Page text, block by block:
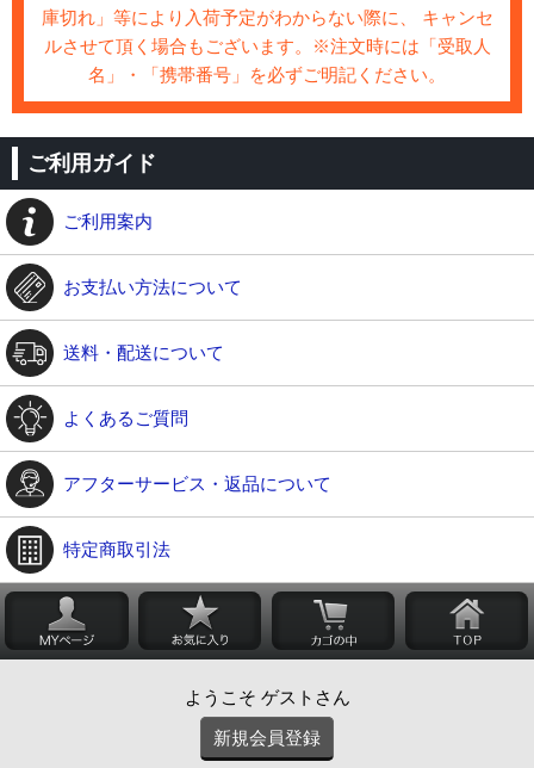
庫切れ」等により入荷予定がわからない際に、 キャンセ
ルさせて頂く場合もございます。※注文時には「受取人
名」・「携帯番号」を必ずご明記ください。
ご利用ガイド
ご利用案内
お支払い方法について
送料・配送について
よくあるご質問
アフターサービス・返品について
特定商取引法
ようこそ ゲストさん
新規会員登録